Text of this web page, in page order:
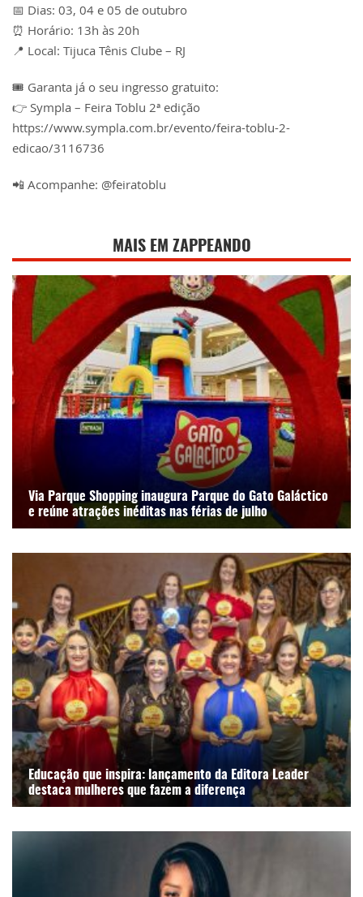
📅 Dias: 03, 04 e 05 de outubro
⏰ Horário: 13h às 20h
📍 Local: Tijuca Tênis Clube – RJ
🎟️ Garanta já o seu ingresso gratuito:
👉 Sympla – Feira Toblu 2ª edição
https://www.sympla.com.br/evento/feira-toblu-2-
edicao/3116736
📲 Acompanhe: @feiratoblu
MAIS EM ZAPPEANDO
Via Parque Shopping inaugura Parque do Gato Galáctico
e reúne atrações inéditas nas férias de julho
Educação que inspira: lançamento da Editora Leader
destaca mulheres que fazem a diferença